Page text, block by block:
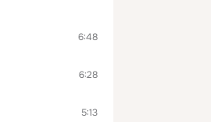
6:48
6:28
5:13